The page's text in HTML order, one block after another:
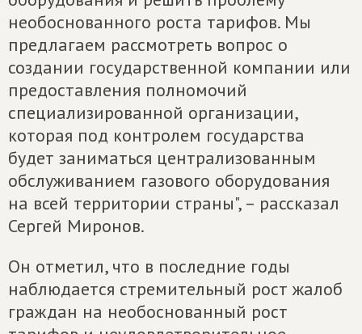
необоснованного роста тарифов. Мы
предлагаем рассмотреть вопрос о
создании государственной компании или
предоставления полномочий
специализированной организации,
которая под контролем государства
будет заниматься централизованным
обслуживанием газового оборудования
на всей территории страны", – рассказал
Сергей Миронов.
Он отметил, что в последние годы
наблюдается стремительный рост жалоб
граждан на необоснованный рост